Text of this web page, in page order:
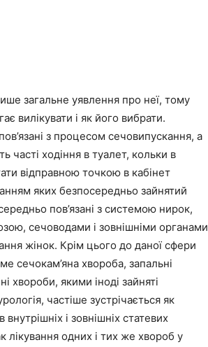
загальне уявлення про неї, тому
вилікувати і як його вибрати.
з процесом сечовипускання, а
часті ходіння в туалет, кольки в
відправною точкою в кабінет
яких безпосередньо зайнятий
пов’язані з системою нирок,
сечоводами і зовнішніми органами
жінок. Крім цього до даної сфери
сечокам’яна хвороба, запальні
хвороби, якими іноді зайняті
частіше зустрічається як
і зовнішніх статевих
лікування одних і тих же хвороб у